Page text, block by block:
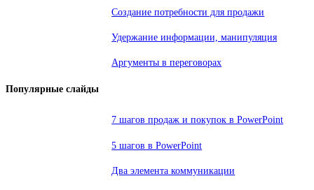
Создание потребности для продажи
Удержание информации, манипуляция
Аргументы в переговорах
Популярные слайды
7 шагов продаж и покупок в PowerPoint
5 шагов в PowerPoint
Два элемента коммуникации